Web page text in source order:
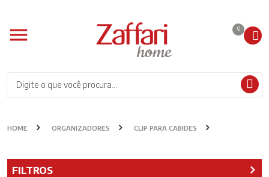
0
HOME ORGANIZADORES CLIP PARA CABIDES
FILTROS